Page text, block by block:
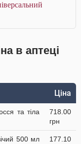
в аптеці
Ціна
та тіла
718.00
грн
500 мл
177.10